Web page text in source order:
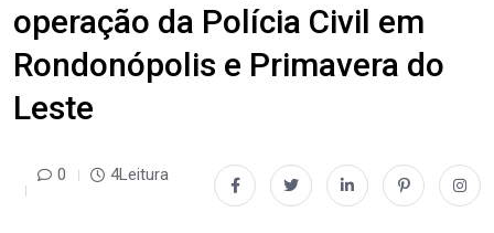
operação da Polícia Civil em
Rondonópolis e Primavera do
Leste
0 4Leitura